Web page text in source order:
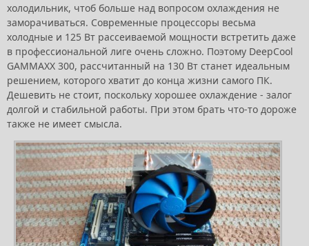
холодильник, чтоб больше над вопросом охлаждения не
заморачиваться. Современные процессоры весьма
холодные и 125 Вт рассеиваемой мощности встретить даже
в профессиональной лиге очень сложно. Поэтому DeepCool
GAMMAXX 300, рассчитанный на 130 Вт станет идеальным
решением, которого хватит до конца жизни самого ПК.
Дешевить не стоит, поскольку хорошее охлаждение - залог
долгой и стабильной работы. При этом брать что-то дороже
также не имеет смысла.